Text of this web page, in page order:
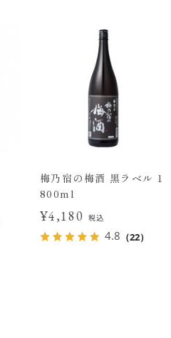
梅乃宿の梅酒 黒ラベル 1
800ml
¥4,180 税込
4.8 （22）